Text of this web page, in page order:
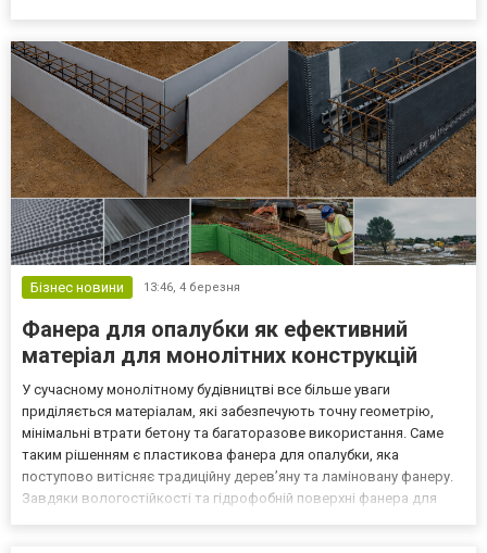
Бізнес новини 13:46, 4 березня
Фанера для опалубки як ефективний
матеріал для монолітних конструкцій
У сучасному монолітному будівництві все більше уваги
приділяється матеріалам, які забезпечують точну геометрію,
мінімальні втрати бетону та багаторазове використання. Саме
таким рішенням є пластикова фанера для опалубки, яка
поступово витісняє традиційну дерев’яну та ламіновану фанеру.
Завдяки вологостійкості та гідрофобній поверхні фанера для